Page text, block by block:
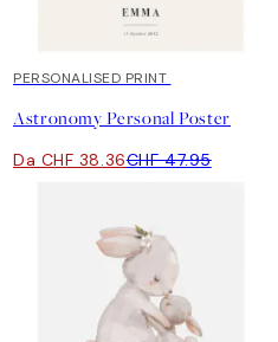
20%*
PERSONALISED PRINT
Astronomy Personal Poster
Da CHF 38.36CHF 47.95